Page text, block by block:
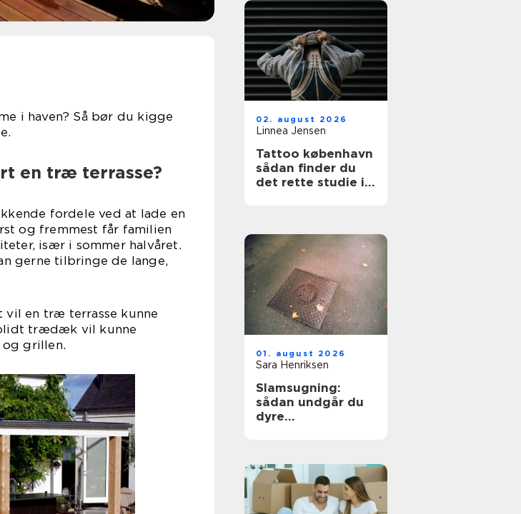
i haven? Så bør du kigge
en træ terrasse?
fordele ved at lade en
og fremmest får familien
især i sommer halvåret.
gerne tilbringe de lange,
en træ terrasse kunne
trædæk vil kunne
grillen.
02. august 2026
Linnea Jensen
Tattoo københavn
sådan finder du
det rette studie i
01. august 2026
Sara Henriksen
Slamsugning:
sådan undgår du
dyre